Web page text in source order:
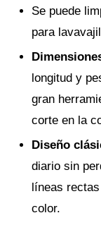
Se puede
para
longitud y
gran
corte en la
Diseño
diario sin
líneas
color.